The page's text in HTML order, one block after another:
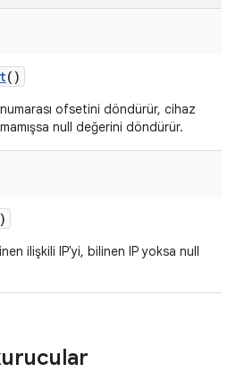
()
ofsetini döndürür, cihaz
null değerini döndürür.
ilişkili IP'yi, bilinen IP yoksa null